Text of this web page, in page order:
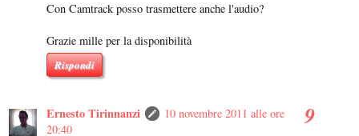
Con Camtrack posso trasmettere anche l'audio?
Grazie mille per la disponibilità
Rispondi
Ernesto Tirinnanzi
10 novembre 2011 alle ore
20:40